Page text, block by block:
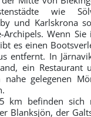
wie
und Karlskrona
Archipels. Wenn
es einen
entfernt. In
ein Restaurant
nahe gelegenen
km befinden sich
Blanksjön, der